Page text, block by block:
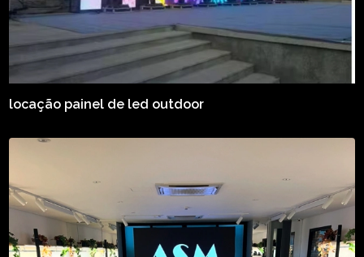
locação painel de led outdoor